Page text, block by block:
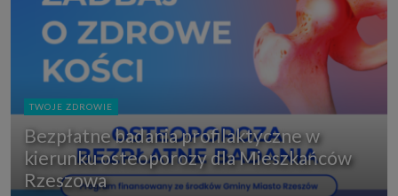
TWOJE ZDROWIE
Bezpłatne badania profilaktyczne w
kierunku osteoporozy dla Mieszkańców
Rzeszowa